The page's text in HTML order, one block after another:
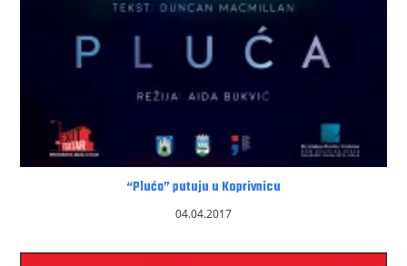
“Pluća” putuju u Koprivnicu
04.04.2017